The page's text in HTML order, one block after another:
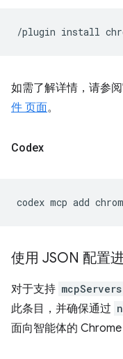
/plugin install
如需了解详情，请参
件 页面。
Codex
codex mcp add
使用 JSON 配置
对于支持 mcpServers
此条目，并确保通过
面向智能体的 Chrome